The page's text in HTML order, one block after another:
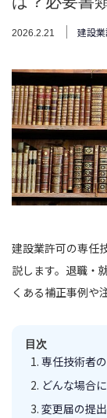
2026.2.21 建設
建設業許可の専任
説します。退職・
くある補正事例や
目次
専任技術者
どんな場合
変更届の提